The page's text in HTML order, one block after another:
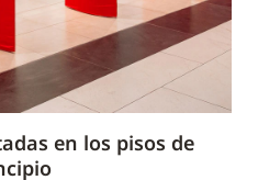
en los pisos de